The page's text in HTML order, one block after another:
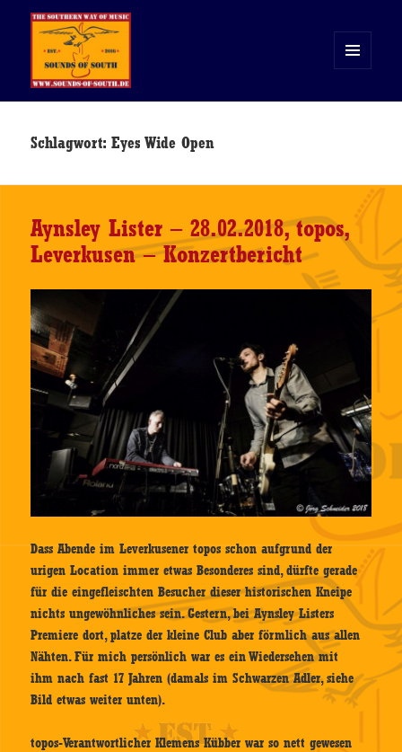
WIDGETS
Schlagwort:Eyes Wide Open
Aynsley Lister – 28.02.2018, topos,
Leverkusen – Konzertbericht
Dass Abende im Leverkusener topos schon aufgrund der
urigen Location immer etwas Besonderes sind, dürfte gerade
für die eingefleischten Besucher dieser historischen Kneipe
nichts ungewöhnliches sein. Gestern, bei Aynsley Listers
Premiere dort, platze der kleine Club aber förmlich aus allen
Nähten. Für mich persönlich war es ein Wiedersehen mit
ihm nach fast 17 Jahren (damals im Schwarzen Adler, siehe
Bild etwas weiter unten).
topos-Verantwortlicher Klemens Kübber war so nett gewesen